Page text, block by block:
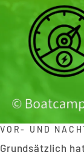
VOR- UND
Grundsätzlich